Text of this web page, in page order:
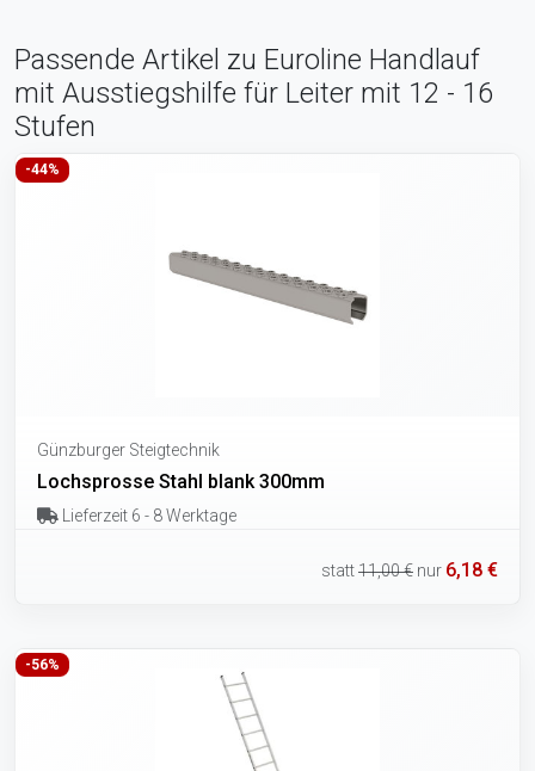
Passende Artikel zu Euroline Handlauf
mit Ausstiegshilfe für Leiter mit 12 - 16
Stufen
-44%
Günzburger Steigtechnik
Lochsprosse Stahl blank 300mm
Lieferzeit 6 - 8 Werktage
statt11,00 € nur 6,18 €
-56%